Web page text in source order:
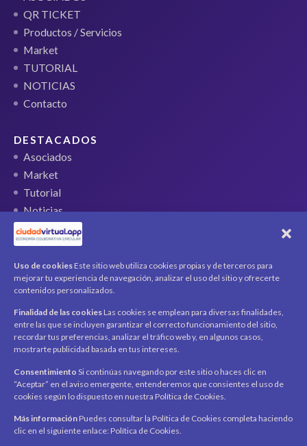
Uso de cookies Este sitio web utiliza cookies propias y de terceros para
mejorar tu experiencia de navegación, analizar el uso del sitio y ofrecerte
contenidos personalizados.
Finalidad de las cookies Las cookies se emplean para diversas finalidades,
entre las que se incluyen garantizar el correcto funcionamiento del sitio,
recordar tus preferencias, analizar el tráfico web y, en algunos casos,
mostrarte publicidad basada en tus intereses.
Consentimiento Si continúas navegando por este sitio o haces clic en
“Aceptar” en el aviso emergente, entenderemos que consientes el uso de
cookies según lo dispuesto en nuestra Política de Cookies.
Más información Puedes consultar la Política de Cookies completa haciendo
clic en el siguiente enlace: Política de Cookies.
QR TICKET
Productos / Servicios
Market
TUTORIAL
NOTICIAS
Contacto
DESTACADOS
Asociados
Market
Tutorial
Noticias
QR Ticket
CUENTA
Mi cuenta
Productos / Servicios
Asociados
Acerca deContactoNoticias
SÍGUENOS
Encuéntranos en redes sociales y mantente al día con
novedades y promociones.